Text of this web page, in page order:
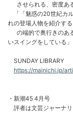
させられる、密度あ
「「魅惑の20世紀カ
れの登場人物を紹介す
の端的で奥行きのあ
いスイングをしている」
SUNDAY LIBRARY
https://mainichi.jp/
・新潮45 4月号
評者は文芸ジャーナリ